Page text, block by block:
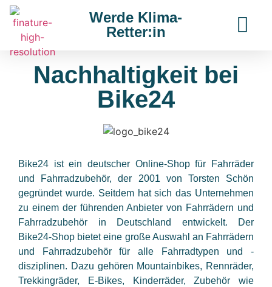
Werde Klima-
Retter:in
Nachhaltigkeit bei
Bike24
Bike24 ist ein deutscher Online-Shop für Fahrräder
und Fahrradzubehör, der 2001 von Torsten Schön
gegründet wurde. Seitdem hat sich das Unternehmen
zu einem der führenden Anbieter von Fahrrädern und
Fahrradzubehör in Deutschland entwickelt. Der
Bike24-Shop bietet eine große Auswahl an Fahrrädern
und Fahrradzubehör für alle Fahrradtypen und -
disziplinen. Dazu gehören Mountainbikes, Rennräder,
Trekkingräder, E-Bikes, Kinderräder, Zubehör wie